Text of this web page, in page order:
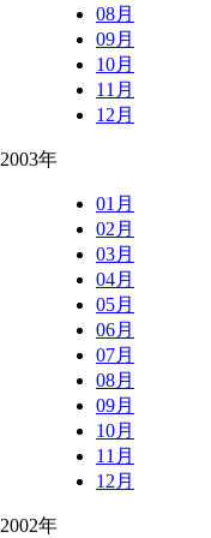
08月
09月
10月
11月
12月
2003年
01月
02月
03月
04月
05月
06月
07月
08月
09月
10月
11月
12月
2002年